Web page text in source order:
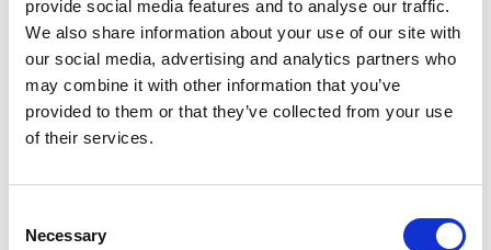
provide social media features and to analyse our traffic.
We also share information about your use of our site with
our social media, advertising and analytics partners who
may combine it with other information that you’ve
provided to them or that they’ve collected from your use
of their services.
Selection
Necessary
av en behag...
Mjuka lammskinn av högst kvalitet